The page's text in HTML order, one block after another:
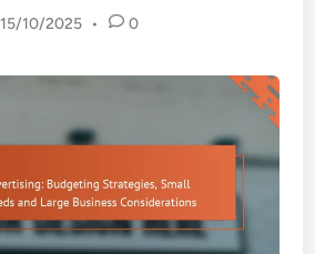
15/10/2025 • 0